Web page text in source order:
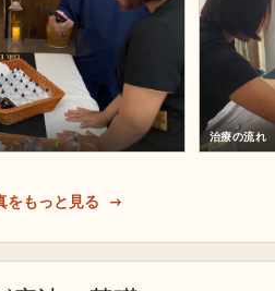
治療の流れ
をもっと見る